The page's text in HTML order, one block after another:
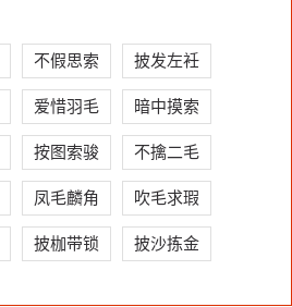
不假思索 披发左衽
爱惜羽毛 暗中摸索
按图索骏 不擒二毛
凤毛麟角 吹毛求瑕
披枷带锁 披沙拣金